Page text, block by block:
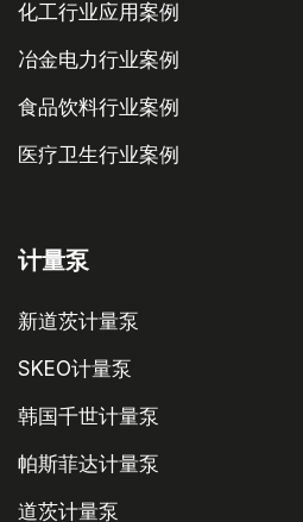
化工行业应用案例
冶金电力行业案例
食品饮料行业案例
医疗卫生行业案例
计量泵
新道茨计量泵
SKEO计量泵
韩国千世计量泵
帕斯菲达计量泵
道茨计量泵